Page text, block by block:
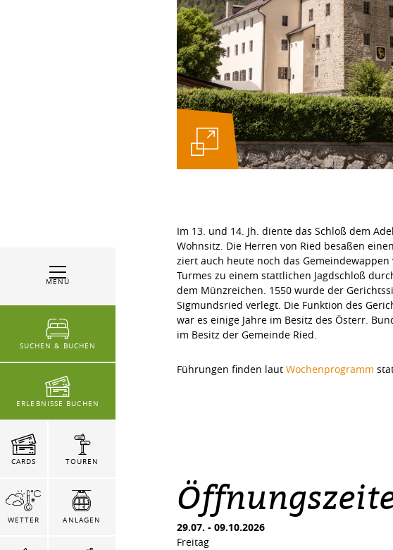
MENÜ
SUCHEN & BUCHEN
ERLEBNISSE BUCHEN
CARDS TOUREN
WETTER ANLAGEN
Im 13. und 14. Jh. diente das Schloß dem
Wohnsitz. Die Herren von Ried besaßen
ziert auch heute noch das
Turmes zu einem stattlichen Jagdschloß
dem Münzreichen. 1550 wurde der
Sigmundsried verlegt. Die Funktion des
war es einige Jahre im Besitz des Österr.
im Besitz der Gemeinde Ried.
Führungen finden laut Wochenprogramm
29.07. - 09.10.2026
Freitag